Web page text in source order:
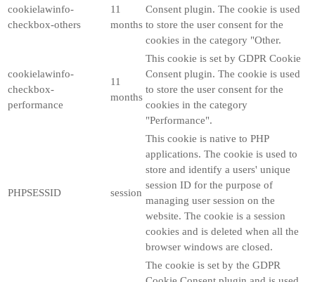
cookielawinfo-
checkbox-others
11
months
Consent plugin. The cookie is used
to store the user consent for the
cookies in the category "Other.
cookielawinfo-
checkbox-
performance
11
months
This cookie is set by GDPR Cookie
Consent plugin. The cookie is used
to store the user consent for the
cookies in the category
"Performance".
PHPSESSID session
This cookie is native to PHP
applications. The cookie is used to
store and identify a users' unique
session ID for the purpose of
managing user session on the
website. The cookie is a session
cookies and is deleted when all the
browser windows are closed.
The cookie is set by the GDPR